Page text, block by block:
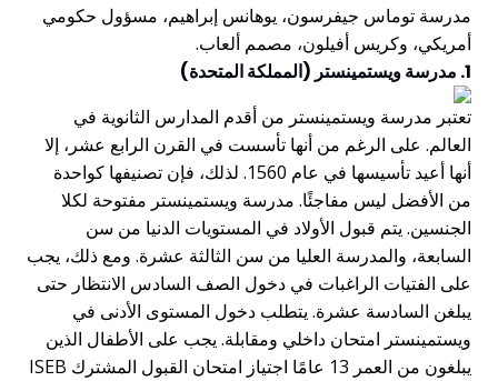
مدرسة توماس جيفرسون، يوهانس إبراهيم، مسؤول حكومي
أمريكي، وكريس أفيلون، مصمم ألعاب.
1. مدرسة ويستمينستر (المملكة المتحدة)
تعتبر مدرسة ويستمينستر من أقدم المدارس الثانوية في
العالم. على الرغم من أنها تأسست في القرن الرابع عشر، إلا
أنها أعيد تأسيسها في عام 1560. لذلك، فإن تصنيفها كواحدة
من الأفضل ليس مفاجئًا. مدرسة ويستمينستر مفتوحة لكلا
الجنسين. يتم قبول الأولاد في المستويات الدنيا من سن
السابعة، والمدرسة العليا من سن الثالثة عشرة. ومع ذلك، يجب
على الفتيات الراغبات في دخول الصف السادس الانتظار حتى
يبلغن السادسة عشرة. يتطلب دخول المستوى الأدنى في
ويستمينستر امتحان داخلي ومقابلة. يجب على الأطفال الذين
يبلغون من العمر 13 عامًا اجتياز امتحان القبول المشترك ISEB